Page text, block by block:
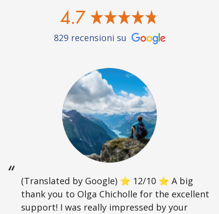
4.7
829 recensioni su
(Translated by Google) ⭐ 12/10 ⭐ A big
thank you to Olga Chicholle for the excellent
support! I was really impressed by your